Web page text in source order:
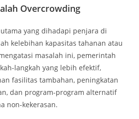
Overcrowding
yang dihadapi penjara di
kelebihan kapasitas tahanan atau
masalah ini, pemerintah
langkah yang lebih efektif,
fasilitas tambahan, peningkatan
dan program-program alternatif
non-kekerasan.